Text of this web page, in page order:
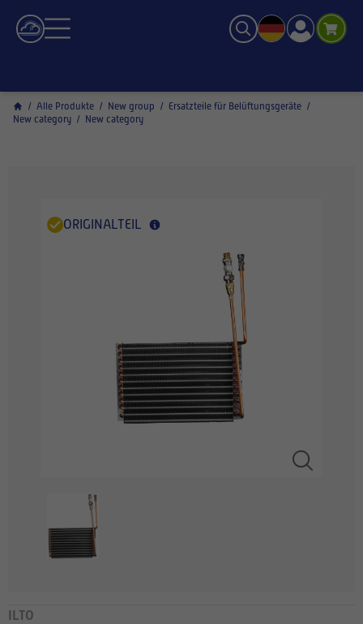
/ Alle Produkte / New group / Ersatzteile für Belüftungsgeräte /
New category / New category
ORIGINALTEIL
ILTO